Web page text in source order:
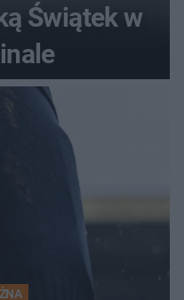
Świątek w